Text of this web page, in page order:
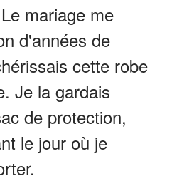
mariage me
d'années de
cette robe
Je la gardais
de protection,
le jour où je